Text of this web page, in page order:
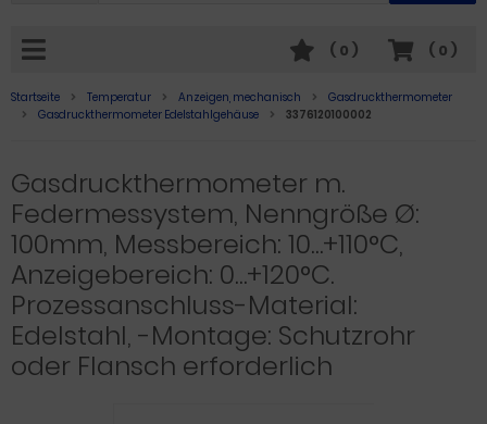
( 0 )
( 0 )
Startseite Temperatur Anzeigen, mechanisch
Gasdruckthermometer
Gasdruckthermometer Edelstahlgehäuse
3376120100002
Gasdruckthermometer m.
Federmessystem, Nenngröße Ø:
100mm, Messbereich: 10…+110°C,
Anzeigebereich: 0…+120°C.
Prozessanschluss-Material:
Edelstahl, -Montage: Schutzrohr
oder Flansch erforderlich